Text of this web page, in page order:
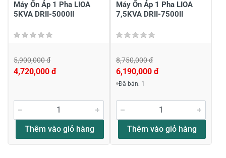
Viết nhận xét của bạn
Đánh giá sao
Máy Ổn Áp 1 Pha LIOA
5KVA DRII-5000II
5,900,000 đ
4,720,000 đ
Thêm vào giỏ hàng
Máy Ổn Áp 1 Pha LIOA
7,5KVA DRII-7500II
8,750,000 đ
6,190,000 đ
Đã bán: 1
Thêm vào giỏ hàng